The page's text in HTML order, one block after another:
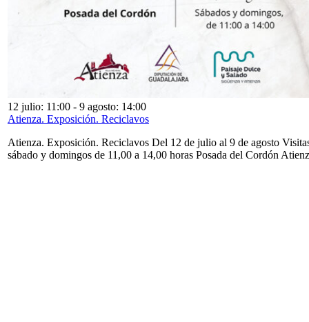
12 julio: 11:00 - 9 agosto: 14:00
Atienza. Exposición. Reciclavos
Atienza. Exposición. Reciclavos Del 12 de julio al 9 de agosto
sábado y domingos de 11,00 a 14,00 horas Posada del Cordón